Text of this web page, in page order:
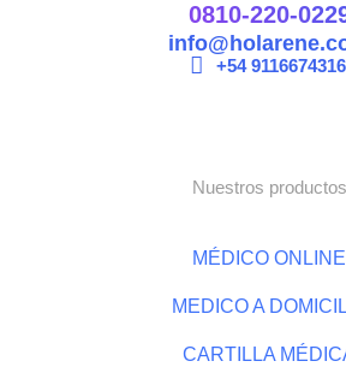
0810-220-
+54
Nuestros productos
MÉDICO ONLINE
MEDICO A
CARTILLA